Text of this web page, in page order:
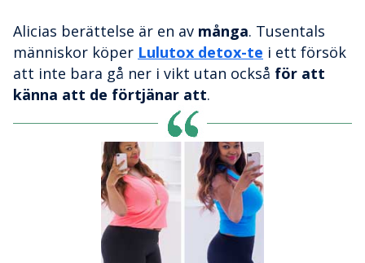
Alicias berättelse är en av många. Tusentals
människor köper Lulutox detox-te i ett försök
att inte bara gå ner i vikt utan också för att
känna att de förtjänar att.